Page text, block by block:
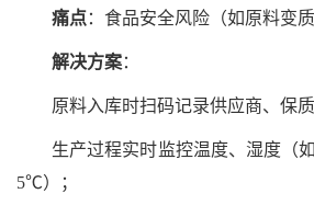
痛点：食品安全风险（如原料变
解决方案：
原料入库时扫码记录供应商、保质
生产过程实时监控温度、湿度（
5℃）；